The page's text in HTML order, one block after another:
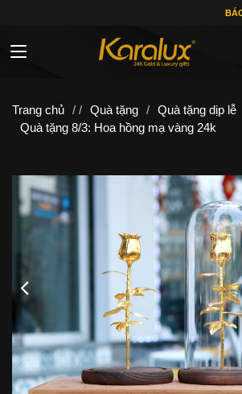
Toggle navigation
Trang chủ / / Quà tặng / Quà tặng dịp lễ
Quà tặng 8/3: Hoa hồng mạ vàng 24k